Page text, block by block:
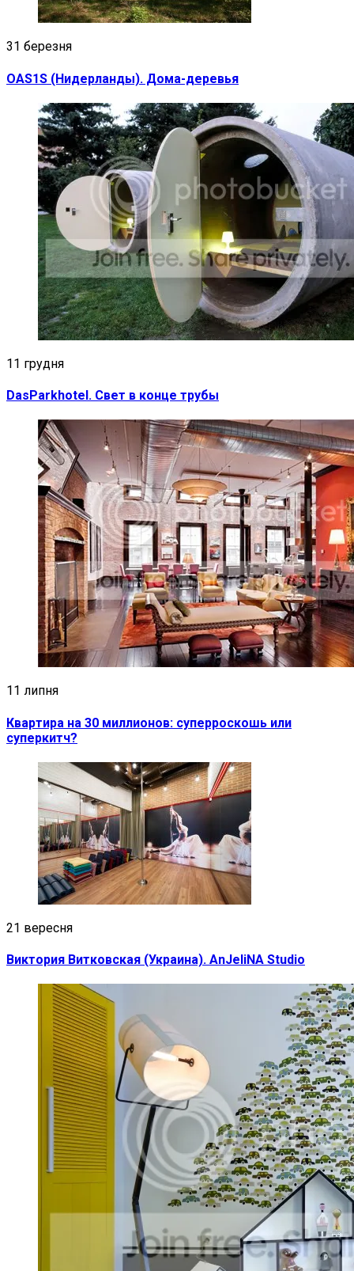
31 березня
OAS1S (Нидерланды). Дома-деревья
11 грудня
DasParkhotel. Свет в конце трубы
11 липня
Квартира на 30 миллионов: суперроскошь или
суперкитч?
21 вересня
Виктория Витковская (Украина). AnJeliNA Studio